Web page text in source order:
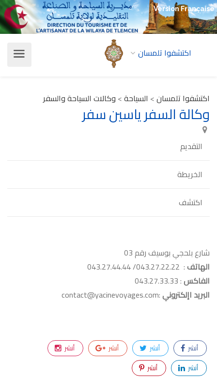
Version Française
اكتشفوا تلمسان
اكتشفوا تلمسان> السياحة> وكالات السياحة والسفر
وكالة السفر ياسين سفر
التقديم
الخريطة
اكتشف
شارع بلحجي بوسيف رقم 03
الهاتف: 043.27.22.22/ 043.27.44.44
الفاكس: 043.27.33.33
البريد اإلكتروني:contact@yacinevoyages.com
أنشر أنشر أنشر
أنشر
أنشر
أنشر